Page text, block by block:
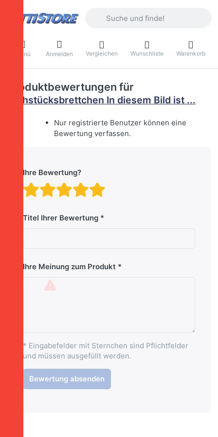
Menü Anmelden Vergleichen Wunschliste Warenkorb
Produktbewertungen für
Frühstücksbrettchen In diesem Bild ist ...
Nur registrierte Benutzer können eine
Bewertung verfassen.
Ihre Bewertung?
Bewertung: 4 von
Bewertung: 3 von 5
Bewertung: 2 von 5
Bewertung: 1 von 5
Titel Ihrer Bewertung
Ihre Meinung zum Produkt
* Eingabefelder mit Sternchen sind Pflichtfelder
und müssen ausgefüllt werden.
Bewertung absenden